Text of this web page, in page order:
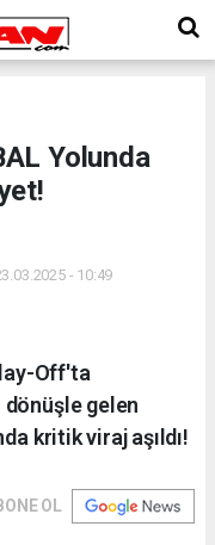
Yolunda
- 10:49
Off'ta
gelen
kritik viraj aşıldı!
OL